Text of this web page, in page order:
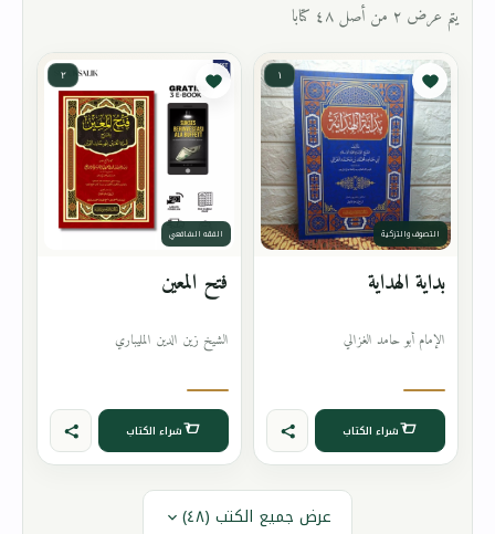
يتم عرض ٢ من أصل ٤٨ كتابا
١
التصوف والتزكية
بداية الهداية
الإمام أبو حامد الغزالي
شراء الكتاب
٢
الفقه الشافعي
فتح المعين
الشيخ زين الدين المليباري
شراء الكتاب
عرض جميع الكتب (٤٨)